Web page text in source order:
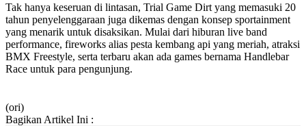
Tak hanya keseruan di lintasan, Trial Game Dirt yang memasuki 20
tahun penyelenggaraan juga dikemas dengan konsep sportainment
yang menarik untuk disaksikan. Mulai dari hiburan live band
performance, fireworks alias pesta kembang api yang meriah, atraksi
BMX Freestyle, serta terbaru akan ada games bernama Handlebar
Race untuk para pengunjung.
(ori)
Bagikan Artikel Ini :